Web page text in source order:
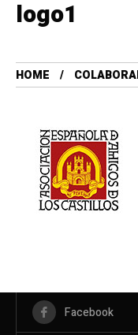
logo1
HOME
Facebook